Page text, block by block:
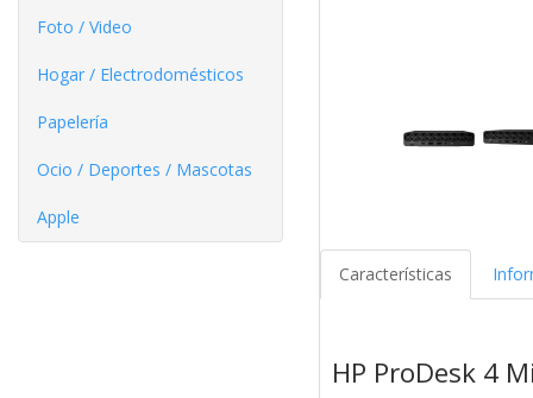
Foto / Video
Hogar / Electrodomésticos
Papelería
Ocio / Deportes / Mascotas
Apple
Características
HP ProDesk 4